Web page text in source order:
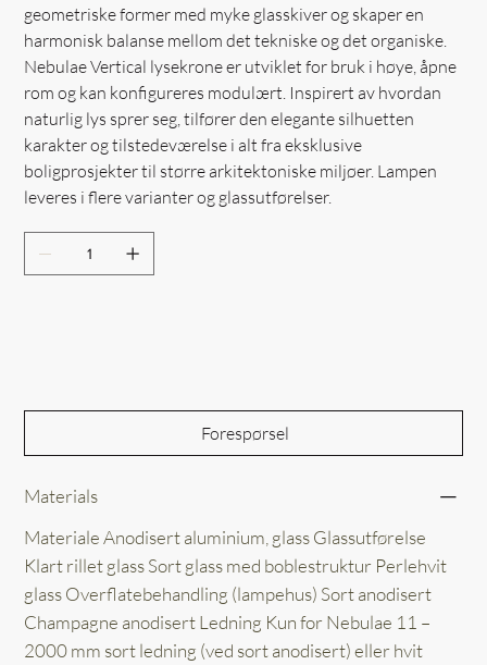
geometriske former med myke glasskiver og skaper en
harmonisk balanse mellom det tekniske og det organiske.
Nebulae Vertical lysekrone er utviklet for bruk i høye, åpne
rom og kan konfigureres modulært. Inspirert av hvordan
naturlig lys sprer seg, tilfører den elegante silhuetten
karakter og tilstedeværelse i alt fra eksklusive
boligprosjekter til større arkitektoniske miljøer. Lampen
leveres i flere varianter og glassutførelser.
Forespørsel
Materials
Materiale Anodisert aluminium, glass Glassutførelse
Klart rillet glass Sort glass med boblestruktur Perlehvit
glass Overflatebehandling (lampehus) Sort anodisert
Champagne anodisert Ledning Kun for Nebulae 11 –
2000 mm sort ledning (ved sort anodisert) eller hvit